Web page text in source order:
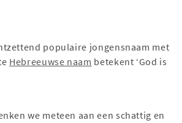
populaire jongensnaam met
Hebreeuwse naam betekent ‘God is
we meteen aan een schattig en